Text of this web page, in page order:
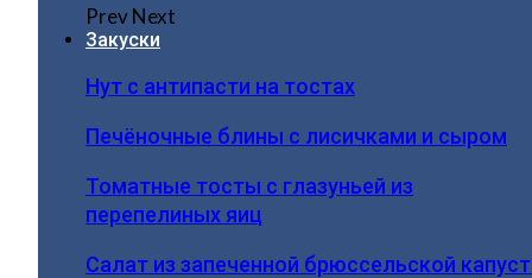
PrevNext
Закуски
Нут с антипасти на тостах
Печёночные блины с лисичками и сыром
Томатные тосты с глазуньей из
перепелиных яиц
Салат из запеченной брюссельской